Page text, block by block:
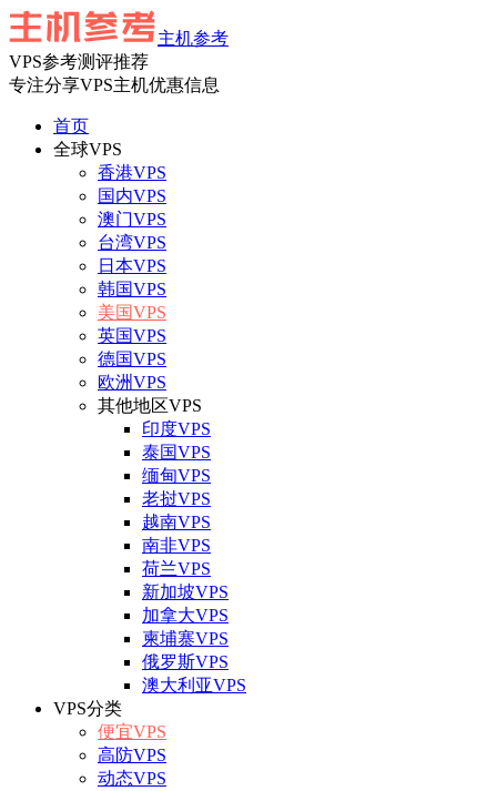
主机参考
VPS参考测评推荐
专注分享VPS主机优惠信息
首页
全球VPS
香港VPS
国内VPS
澳门VPS
台湾VPS
日本VPS
韩国VPS
美国VPS
英国VPS
德国VPS
欧洲VPS
其他地区VPS
印度VPS
泰国VPS
缅甸VPS
老挝VPS
越南VPS
南非VPS
荷兰VPS
新加坡VPS
加拿大VPS
柬埔寨VPS
俄罗斯VPS
澳大利亚VPS
VPS分类
便宜VPS
高防VPS
动态VPS